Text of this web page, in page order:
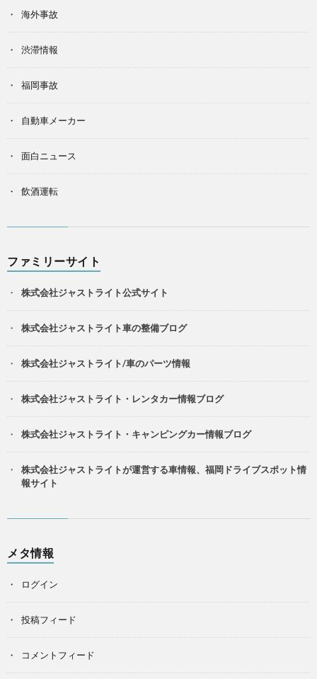
海外事故
渋滞情報
福岡事故
自動車メーカー
面白ニュース
飲酒運転
ファミリーサイト
株式会社ジャストライト公式サイト
株式会社ジャストライト車の整備ブログ
株式会社ジャストライト/車のパーツ情報
株式会社ジャストライト・レンタカー情報ブログ
株式会社ジャストライト・キャンピングカー情報ブログ
株式会社ジャストライトが運営する車情報、福岡ドライブスポット情
報サイト
メタ情報
ログイン
投稿フィード
コメントフィード